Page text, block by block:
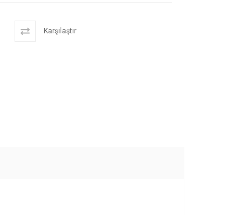
Karşılaştır